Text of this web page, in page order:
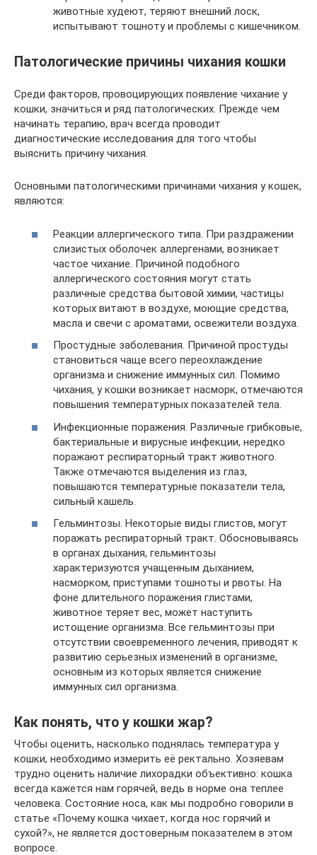
животные худеют, теряют внешний лоск,
испытывают тошноту и проблемы с кишечником.
Патологические причины чихания кошки
Среди факторов, провоцирующих появление чихание у
кошки, значиться и ряд патологических. Прежде чем
начинать терапию, врач всегда проводит
диагностические исследования для того чтобы
выяснить причину чихания.
Основными патологическими причинами чихания у кошек,
являются:
Реакции аллергического типа. При раздражении
слизистых оболочек аллергенами, возникает
частое чихание. Причиной подобного
аллергического состояния могут стать
различные средства бытовой химии, частицы
которых витают в воздухе, моющие средства,
масла и свечи с ароматами, освежители воздуха.
Простудные заболевания. Причиной простуды
становиться чаще всего переохлаждение
организма и снижение иммунных сил. Помимо
чихания, у кошки возникает насморк, отмечаются
повышения температурных показателей тела.
Инфекционные поражения. Различные грибковые,
бактериальные и вирусные инфекции, нередко
поражают респираторный тракт животного.
Также отмечаются выделения из глаз,
повышаются температурные показатели тела,
сильный кашель.
Гельминтозы. Некоторые виды глистов, могут
поражать респираторный тракт. Обосновываясь
в органах дыхания, гельминтозы
характеризуются учащенным дыханием,
насморком, приступами тошноты и рвоты. На
фоне длительного поражения глистами,
животное теряет вес, может наступить
истощение организма. Все гельминтозы при
отсутствии своевременного лечения, приводят к
развитию серьезных изменений в организме,
основным из которых является снижение
иммунных сил организма.
Как понять, что у кошки жар?
Чтобы оценить, насколько поднялась температура у
кошки, необходимо измерить её ректально. Хозяевам
трудно оценить наличие лихорадки объективно: кошка
всегда кажется нам горячей, ведь в норме она теплее
человека. Состояние носа, как мы подробно говорили в
статье «Почему кошка чихает, когда нос горячий и
сухой?», не является достоверным показателем в этом
вопросе.